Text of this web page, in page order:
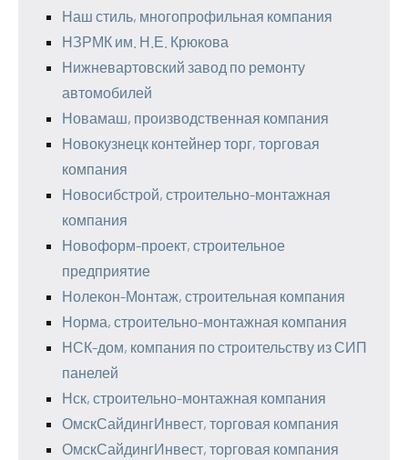
Наш стиль, многопрофильная компания
НЗРМК им. Н.Е. Крюкова
Нижневартовский завод по ремонту
автомобилей
Новамаш, производственная компания
Новокузнецк контейнер торг, торговая
компания
Новосибстрой, строительно-монтажная
компания
Новоформ-проект, строительное
предприятие
Нолекон-Монтаж, строительная компания
Норма, строительно-монтажная компания
НСК-дом, компания по строительству из СИП
панелей
Нск, строительно-монтажная компания
ОмскСайдингИнвест, торговая компания
ОмскСайдингИнвест, торговая компания